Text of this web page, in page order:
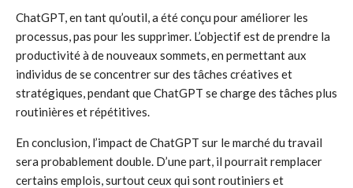
ChatGPT, en tant qu’outil, a été conçu pour améliorer les
processus, pas pour les supprimer. L’objectif est de prendre la
productivité à de nouveaux sommets, en permettant aux
individus de se concentrer sur des tâches créatives et
stratégiques, pendant que ChatGPT se charge des tâches plus
routinières et répétitives.
En conclusion, l’impact de ChatGPT sur le marché du travail
sera probablement double. D’une part, il pourrait remplacer
certains emplois, surtout ceux qui sont routiniers et